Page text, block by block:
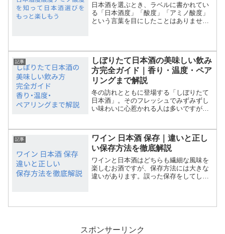
日本酒を選ぶとき、ラベルに書かれてい
る「日本酒度」「酸度」「アミノ酸度」
という言葉を目にしたことはありません
どうやって選びに活かせば...
記事
しぼりたて日本酒の美味しい飲み
方完全ガイド｜香り・温度・ペア
リングまで解説
冬の訪れとともに登場する「しぼりたて
日本酒」。そのフレッシュでみずみずし
い味わいに心惹かれる人は多いですが、
ん。この記事では、しぼりたて日本酒の
特徴を理解し、最も美味しく...
記事
ワイン 日本酒 保存｜違いと正し
い保存方法を徹底解説
ワインと日本酒はどちらも繊細な風味を
楽しむお酒ですが、保存方法には大きな
違いがあります。誤った保存をしてしま
者の保存の基本から、家庭...
スポンサーリンク